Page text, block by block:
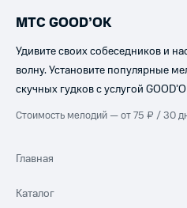
МТС GOOD’OK
Удивите своих собеседников и
волну. Установите популярные
скучных гудков с услугой
Стоимость мелодий — от 75 ₽ / 30
Главная
Каталог